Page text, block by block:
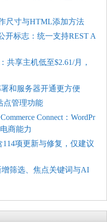
尺寸与HTML添加方法
开标志：统一支持REST A
共享主机低至$2.61/月，
和服务器开通更方便
点管理功能
Connect：WordPr
商能力
114项更新与修复，仅建议
增筛选、焦点关键词与AI